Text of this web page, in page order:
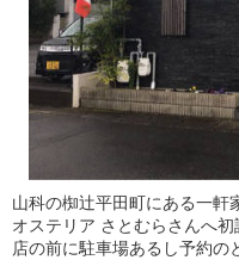
山科の椥辻平田町にある一軒
オステリア さとむらさんへ初
店の前に駐車場あるし予約の